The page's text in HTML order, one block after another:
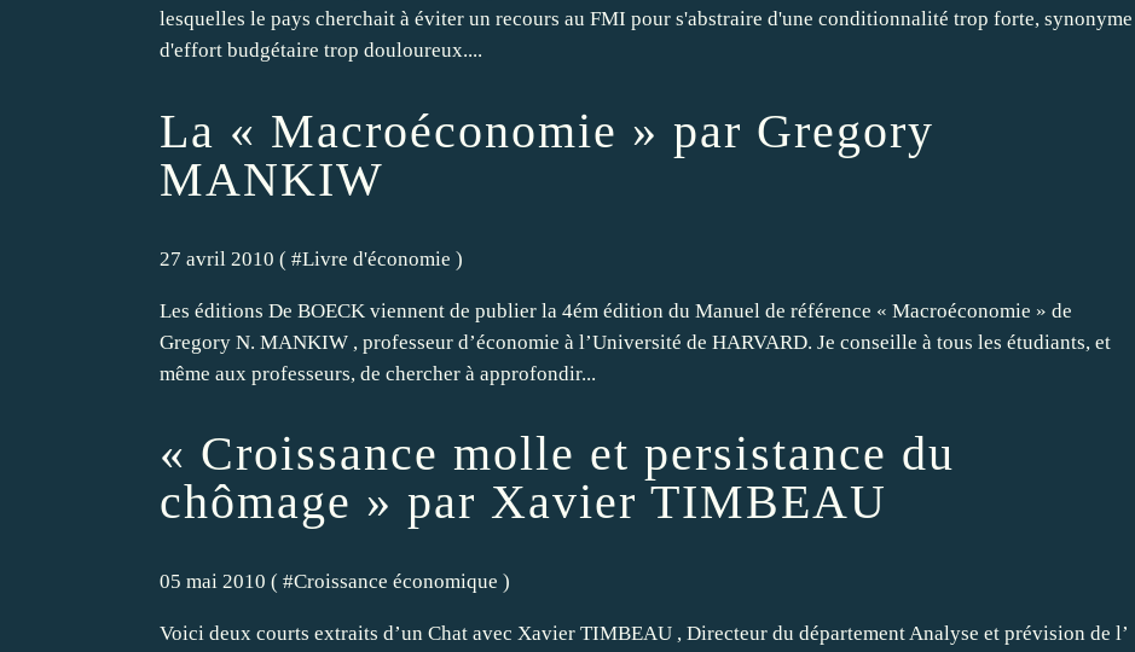
lesquelles le pays cherchait à éviter un recours au FMI pour s'abstraire d'une conditionnalité trop forte, synonyme
d'effort budgétaire trop douloureux....
La « Macroéconomie » par Gregory
MANKIW
27 avril 2010 ( #Livre d'économie )
Les éditions De BOECK viennent de publier la 4ém édition du Manuel de référence « Macroéconomie » de
Gregory N. MANKIW , professeur d’économie à l’Université de HARVARD. Je conseille à tous les étudiants, et
même aux professeurs, de chercher à approfondir...
« Croissance molle et persistance du
chômage » par Xavier TIMBEAU
05 mai 2010 ( #Croissance économique )
Voici deux courts extraits d’un Chat avec Xavier TIMBEAU , Directeur du département Analyse et prévision de l’